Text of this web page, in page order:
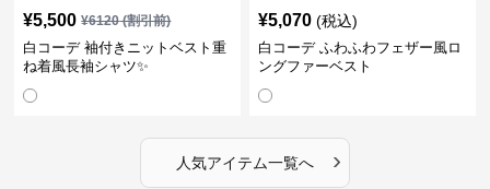
¥5,500 ¥6120(割引前)
白コーデ 袖付きニットベスト重
ね着風長袖シャツ✨
¥5,070 (税込)
白コーデ ふわふわフェザー風ロ
ングファーベスト
人気アイテム一覧へ ›